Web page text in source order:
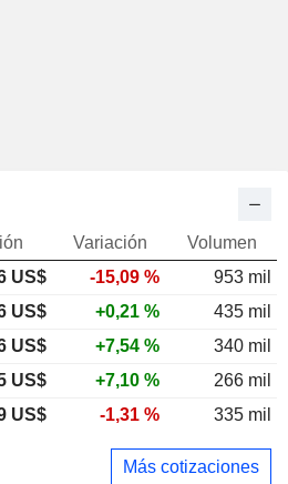
Variación
Volumen
US$ -15,09 %
953 mil
US$ +0,21 %
435 mil
US$ +7,54 %
340 mil
US$ +7,10 %
266 mil
US$ -1,31 % 335 mil
Más cotizaciones